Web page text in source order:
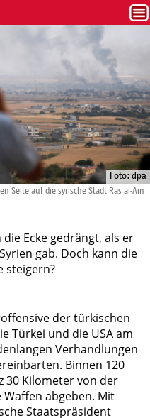
Foto: dpa
Seite auf die syrische Stadt Ras al-Ain
Ecke gedrängt, als er
gab. Doch kann die
steigern?
der türkischen
Türkei und die USA am
Verhandlungen
Binnen 120
30 Kilometer von der
abgeben. Mit
Staatspräsident